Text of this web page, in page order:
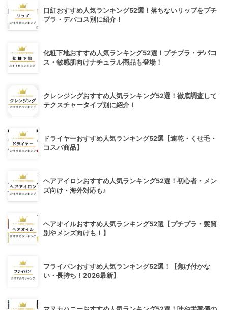
口紅おすすめ人気ランキング52選！落ちないリップをプチ
プラ・デパコス別に紹介！
化粧下地おすすめ人気ランキング52選！プチプラ・デパコ
ス・敏感肌向けナチュラル商品も登場！
クレンジングおすすめ人気ランキング52選！徹底調査して
テクスチャータイプ別に紹介！
ドライヤーおすすめ人気ランキング52選【速乾・くせ毛・
コスパ商品】
ヘアアイロンおすすめ人気ランキング52選！初心者・メン
ズ向け・海外対応も♪
ヘアオイルおすすめ人気ランキング52選【プチプラ・髪質
別やメンズ向けも！】
フライパンおすすめ人気ランキング52選！【焦げ付かな
い・長持ち！2026最新】